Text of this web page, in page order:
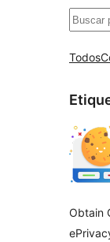
Buscar
Todos
Obtain